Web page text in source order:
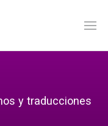
y traducciones